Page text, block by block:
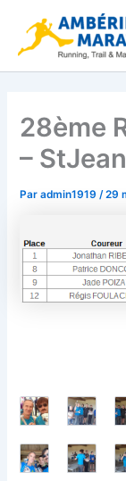
contenu
28ème
–
Paradmin1919/29